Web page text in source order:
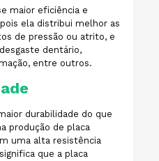
maior eficiência e
ela distribui melhor as
de pressão ou atrito, e
dentário,
entre outros.
durabilidade do que
produção de placa
uma alta resistência
que a placa